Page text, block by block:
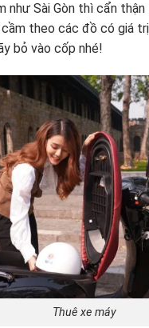
như Sài Gòn thì cẩn thận
theo các đồ có giá
bỏ vào cốp nhé!
Thuê xe máy